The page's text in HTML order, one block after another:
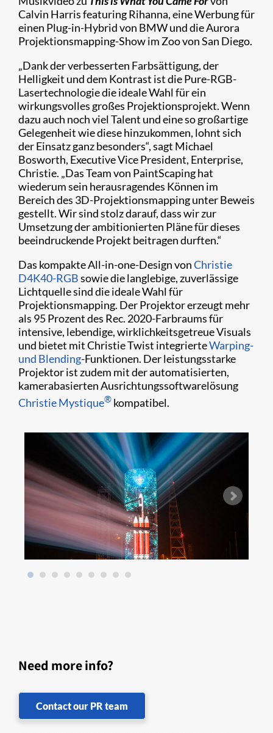
Calvin Harris featuring Rihanna, eine Werbung für
einen Plug-in-Hybrid von BMW und die Aurora
Projektionsmapping-Show im Zoo von San Diego.
„Dank der verbesserten Farbsättigung, der
Helligkeit und dem Kontrast ist die Pure-RGB-
Lasertechnologie die ideale Wahl für ein
wirkungsvolles großes Projektionsprojekt. Wenn
dazu auch noch viel Talent und eine so großartige
Gelegenheit wie diese hinzukommen, lohnt sich
der Einsatz ganz besonders“, sagt Michael
Bosworth, Executive Vice President, Enterprise,
Christie. „Das Team von PaintScaping hat
wiederum sein herausragendes Können im
Bereich des 3D-Projektionsmapping unter Beweis
gestellt. Wir sind stolz darauf, dass wir zur
Umsetzung der ambitionierten Pläne für dieses
beeindruckende Projekt beitragen durften.“
Das kompakte All-in-one-Design vonChristie
D4K40-RGBsowie die langlebige, zuverlässige
Lichtquelle sind die ideale Wahl für
Projektionsmapping. Der Projektor erzeugt mehr
als 95 Prozent des Rec. 2020-Farbraums für
intensive, lebendige, wirklichkeitsgetreue Visuals
und bietet mit Christie Twist integrierteWarping-
und Blending-Funktionen. Der leistungsstarke
Projektor ist zudem mit der automatisierten,
kamerabasierten Ausrichtungssoftwarelösung
Christie Mystique® kompatibel.
Need more info?
Contact our PR team